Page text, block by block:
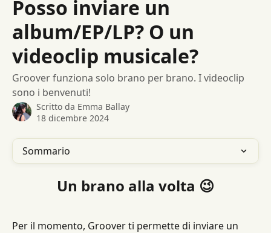
Posso inviare un
album/EP/LP? O un
videoclip musicale?
Groover funziona solo brano per brano. I videoclip
sono i benvenuti!
Scritto da Emma Ballay
18 dicembre 2024
Sommario
Un brano alla volta 😉
Per il momento, Groover ti permette di inviare un